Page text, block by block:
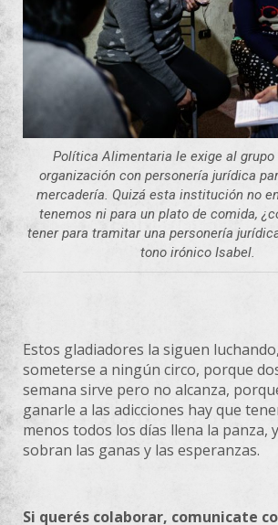
Política Alimentaria le exige al grupo
organización con personería jurídica
mercadería. Quizá esta institución no
tenemos ni para un plato de comida,
tener para tramitar una personería
tono irónico Isabel.
Estos gladiadores la siguen
someterse a ningún circo, porque
semana sirve pero no alcanza,
ganarle a las adicciones hay que
menos todos los días llena la panza,
sobran las ganas y las esperanzas.
Si querés colaborar, comunicate